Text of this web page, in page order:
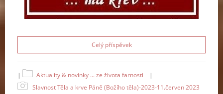
Celý příspěvek
| Aktuality & novinky ... ze života farnosti
|
Slavnost Těla a krve Páně (Božího těla)-2023-11.červen 2023